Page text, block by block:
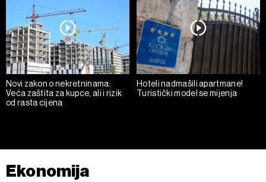
Novi zakon o nekretninama:
Veća zaštita za kupce, ali i rizik
od rasta cijena
Hoteli nadmašili apartmane!
Turistički model se mijenja
Ekonomija